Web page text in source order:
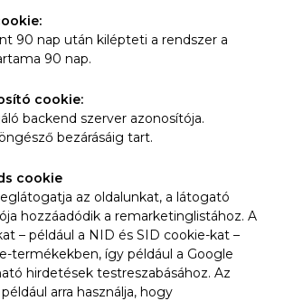
90 nap után kilépteti a rendszer a
90 nap.
cookie:
backend szerver azonosítója.
bezárásáig tart.
cookie
az oldalunkat, a látogató
hozzáadódik a remarketinglistához. A
– például a NID és SID cookie-kat –
termékekben, így például a Google
hirdetések testreszabásához. Az
arra használja, hogy